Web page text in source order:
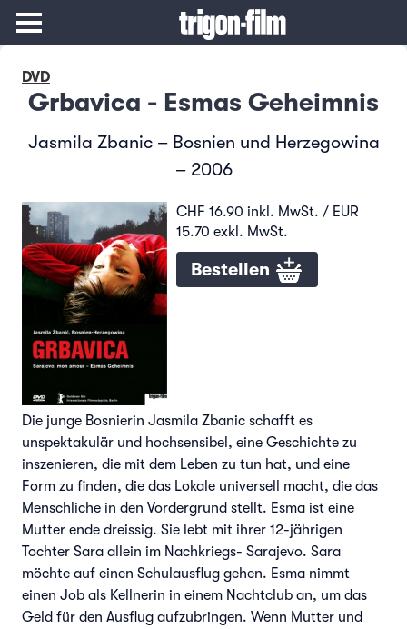
DVD
Grbavica - Esmas Geheimnis
Jasmila Zbanic – Bosnien und Herzegowina
– 2006
CHF 16.90 inkl. MwSt. / EUR
15.70 exkl. MwSt.
Bestellen
Die junge Bosnierin Jasmila Zbanic schafft es
unspektakulär und hochsensibel, eine Geschichte zu
inszenieren, die mit dem Leben zu tun hat, und eine
Form zu finden, die das Lokale universell macht, die das
Menschliche in den Vordergrund stellt. Esma ist eine
Mutter ende dreissig. Sie lebt mit ihrer 12-jährigen
Tochter Sara allein im Nachkriegs- Sarajevo. Sara
möchte auf einen Schulausflug gehen. Esma nimmt
einen Job als Kellnerin in einem Nachtclub an, um das
Geld für den Ausflug aufzubringen. Wenn Mutter und